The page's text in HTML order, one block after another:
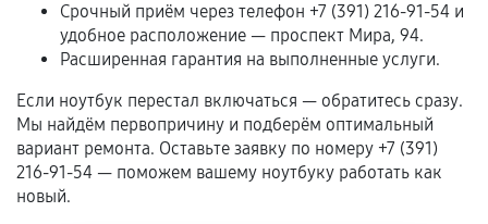
Если комплектующие куплены
самостоятельно
Гарантия на выполненные работы может
сохраняться полностью или частично, если
соблюдены следующие условия:
Срочный приём через телефон +7 (391) 216-91-54 и
удобное расположение — проспект Мира, 94.
Расширенная гарантия на выполненные услуги.
Если ноутбук перестал включаться — обратитесь сразу.
Мы найдём первопричину и подберём оптимальный
вариант ремонта. Оставьте заявку по номеру +7 (391)
216-91-54 — поможем вашему ноутбуку работать как
новый.